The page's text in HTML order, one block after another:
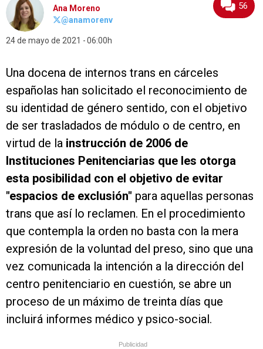
Ana Moreno
@anamorenv
24 de mayo de 2021 06:00h
56
Una docena de internos trans en cárceles
españolas han solicitado el reconocimiento de
su identidad de género sentido, con el objetivo
de ser trasladados de módulo o de centro, en
virtud de la instrucción de 2006 de
Instituciones Penitenciarias que les otorga
esta posibilidad con el objetivo de evitar
"espacios de exclusión" para aquellas personas
trans que así lo reclamen. En el procedimiento
que contempla la orden no basta con la mera
expresión de la voluntad del preso, sino que una
vez comunicada la intención a la dirección del
centro penitenciario en cuestión, se abre un
proceso de un máximo de treinta días que
incluirá informes médico y psico-social.
Publicidad